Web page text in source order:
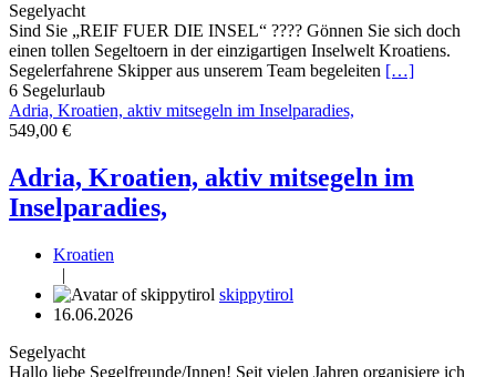
Segelyacht
Sind Sie „REIF FUER DIE INSEL“ ???? Gönnen Sie sich doch
einen tollen Segeltoern in der einzigartigen Inselwelt Kroatiens.
Segelerfahrene Skipper aus unserem Team begeleiten […]
6 Segelurlaub
Adria, Kroatien, aktiv mitsegeln im Inselparadies,
549,00 €
Adria, Kroatien, aktiv mitsegeln im
Inselparadies,
Kroatien
|
skippytirol
16.06.2026
Segelyacht
Hallo liebe Segelfreunde/Innen! Seit vielen Jahren organisiere ich